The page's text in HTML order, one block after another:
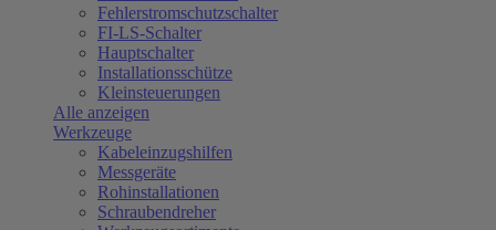
Fehlerstromschutzschalter
FI-LS-Schalter
Hauptschalter
Installationsschütze
Kleinsteuerungen
Alle anzeigen
Werkzeuge
Kabeleinzugshilfen
Messgeräte
Rohinstallationen
Schraubendreher